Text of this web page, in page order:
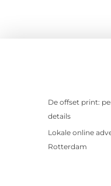
De offset print:
details
Lokale online
Rotterdam